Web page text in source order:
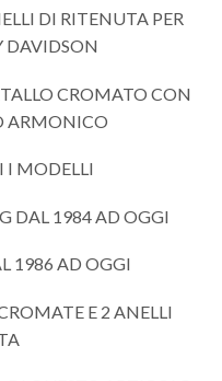
DI RITENUTA PER
DAVIDSON
CROMATO CON
ARMONICO
I MODELLI
DAL 1984 AD OGGI
1986 AD OGGI
E 2 ANELLI